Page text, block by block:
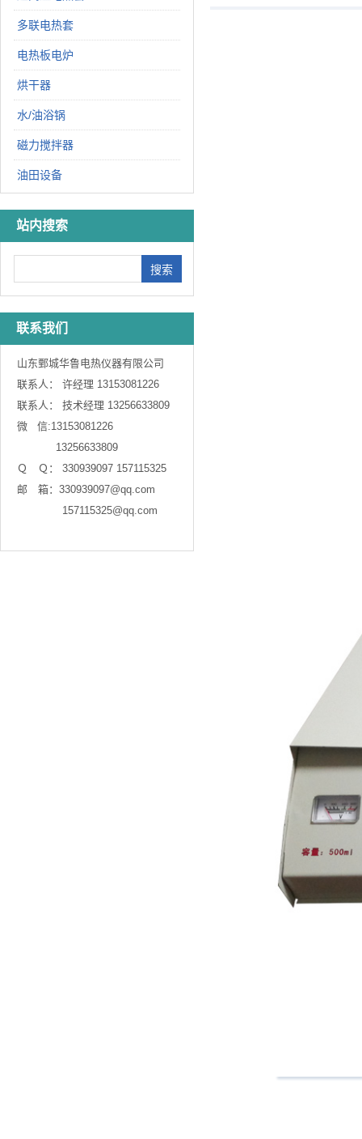
多联电热套
电热板电炉
烘干器
水/油浴锅
磁力搅拌器
油田设备
站内搜索
联系我们
山东鄄城华鲁电热仪器有限公司
联系人： 许经理 13153081226
联系人： 技术经理 13256633809
微   信:13153081226
            13256633809
Ｑ　Ｑ： 330939097 157115325
邮　箱：330939097@qq.com
              157115325@qq.com